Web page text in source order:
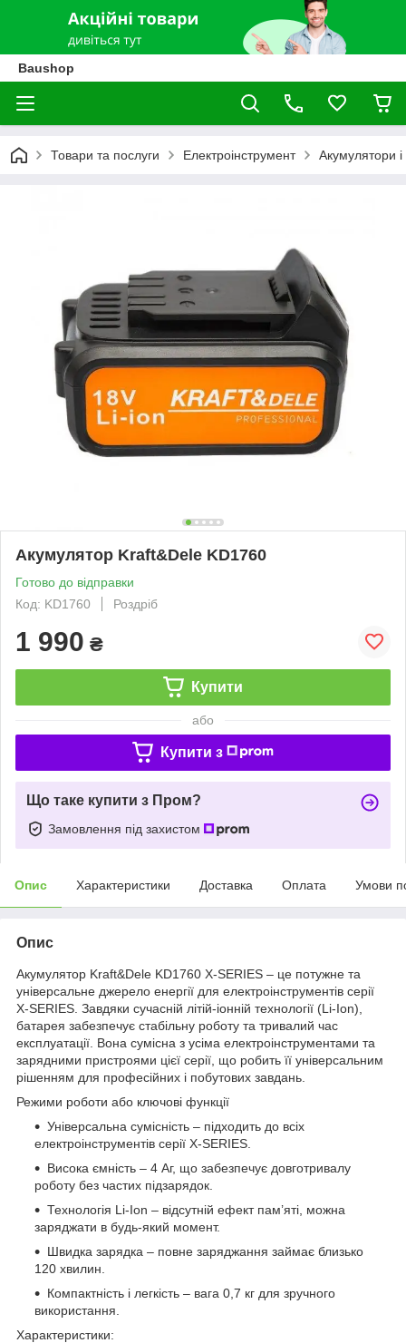
Baushop
Товари та послуги Електроінструмент Акумулятори
Акумулятор Kraft&Dele KD1760
Готово до відправки
Код: KD1760
Роздріб
1 990 ₴
Купити
або
Купити з
Що таке купити з Пром?
Замовлення під захистом
Опис Характеристики Доставка Оплата Умови
Опис
Акумулятор Kraft&Dele KD1760 X-SERIES – це потужне та
універсальне джерело енергії для електроінструментів серії
X-SERIES. Завдяки сучасній літій-іонній технології (Li-Ion),
батарея забезпечує стабільну роботу та тривалий час
експлуатації. Вона сумісна з усіма електроінструментами та
зарядними пристроями цієї серії, що робить її універсальним
рішенням для професійних і побутових завдань.
Режими роботи або ключові функції
Універсальна сумісність – підходить до всіх
електроінструментів серії X-SERIES.
Висока ємність – 4 Аг, що забезпечує довготривалу
роботу без частих підзарядок.
Технологія Li-Ion – відсутній ефект пам’яті, можна
заряджати в будь-який момент.
Швидка зарядка – повне заряджання займає близько
120 хвилин.
Компактність і легкість – вага 0,7 кг для зручного
використання.
Характеристики: